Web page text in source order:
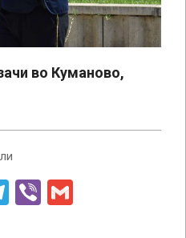
во Куманово,
Telegram
Viber